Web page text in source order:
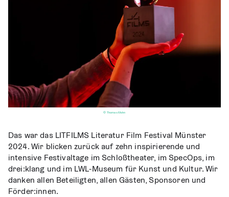
© Thomas Mohn
Das war das LITFILMS Lite­ra­tur Film Fes­ti­val Müns­ter
2024. Wir bli­cken zurück auf zehn inspi­rie­ren­de und
inten­si­ve Fes­ti­val­ta­ge im Schloß­thea­ter, im Spe­cOps, im
drei:klang und im LWL-Muse­um für Kunst und Kul­tur. Wir
dan­ken allen Betei­lig­ten, allen Gäs­ten, Spon­so­ren und
Förder:innen.